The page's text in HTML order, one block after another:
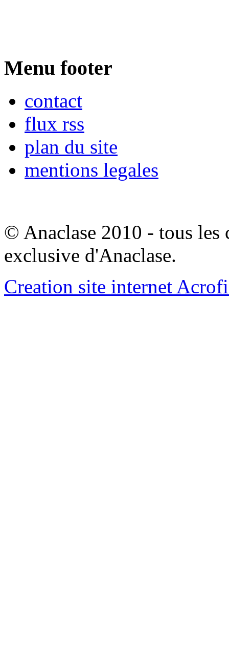
Menu footer
contact
flux rss
plan du site
mentions legales
© Anaclase 2010 - tous les
exclusive d'Anaclase.
Creation site internet